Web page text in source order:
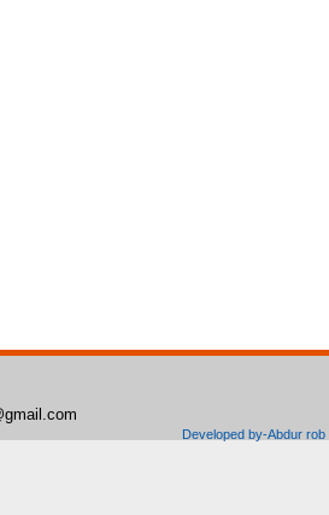
Developed by-Abdur rob